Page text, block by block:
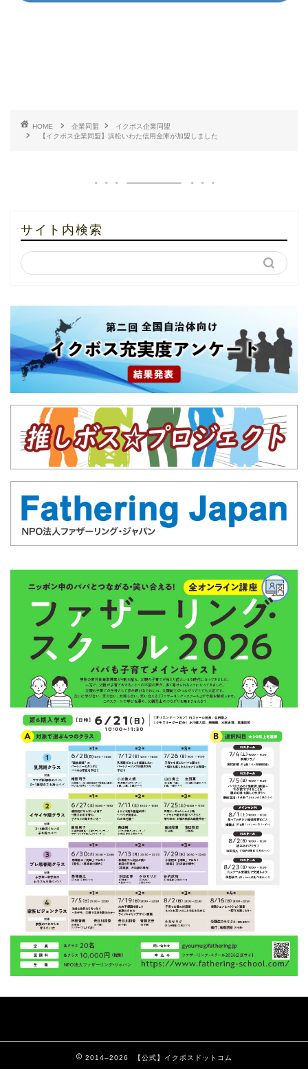
HOME 企業同盟
イクボス企業同盟
【イクボス企業同盟】浜松いわた信用金庫が加盟しました
サイト内検索
2014–2026 【公式】イクボスドットコム